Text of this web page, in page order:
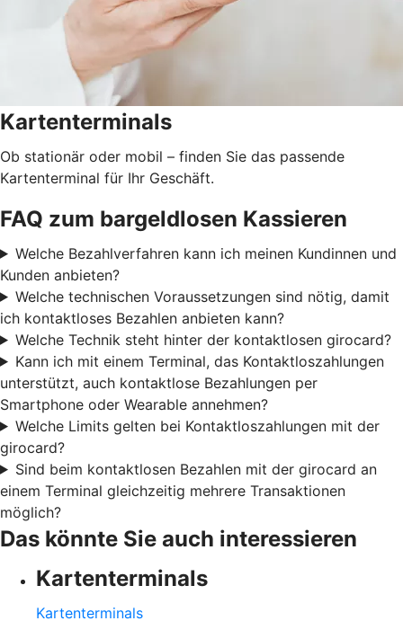
Kartenterminals
Ob stationär oder mobil – finden Sie das passende
Kartenterminal für Ihr Geschäft.
FAQ zum bargeldlosen Kassieren
Welche Bezahlverfahren kann ich meinen Kundinnen und
Kunden anbieten?
Welche technischen Voraussetzungen sind nötig, damit
ich kontaktloses Bezahlen anbieten kann?
Welche Technik steht hinter der kontaktlosen girocard?
Kann ich mit einem Terminal, das Kontaktloszahlungen
unterstützt, auch kontaktlose Bezahlungen per
Smartphone oder Wearable annehmen?
Welche Limits gelten bei Kontaktloszahlungen mit der
girocard?
Sind beim kontaktlosen Bezahlen mit der girocard an
einem Terminal gleichzeitig mehrere Transaktionen
möglich?
Das könnte Sie auch interessieren
Kartenterminals
Kartenterminals